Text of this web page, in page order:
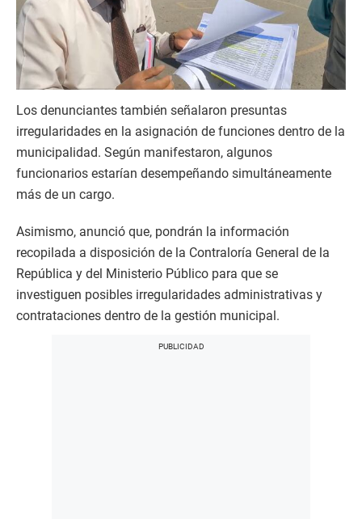
Los denunciantes también señalaron presuntas
irregularidades en la asignación de funciones dentro de la
municipalidad. Según manifestaron, algunos
funcionarios estarían desempeñando simultáneamente
más de un cargo.
Asimismo, anunció que, pondrán la información
recopilada a disposición de la Contraloría General de la
República y del Ministerio Público para que se
investiguen posibles irregularidades administrativas y
contrataciones dentro de la gestión municipal.